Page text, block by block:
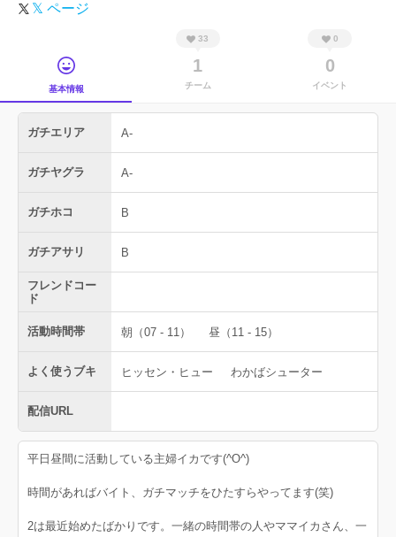
𝕏 ページ
基本情報
33
1
チーム
0
0
イベント
ガチエリア A-
ガチヤグラ A-
ガチホコ B
ガチアサリ B
フレンドコー
ド
活動時間帯 朝（07 - 11） 昼（11 - 15）
よく使うブキ ヒッセン・ヒュー わかばシューター
配信URL
平日昼間に活動している主婦イカです(^O^)
時間があればバイト、ガチマッチをひたすらやってます(笑)
2は最近始めたばかりです。一緒の時間帯の人やママイカさん、一